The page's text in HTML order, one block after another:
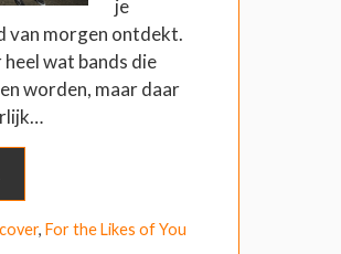
je
van morgen ontdekt.
wat bands die
worden, maar daar
, For the Likes of You